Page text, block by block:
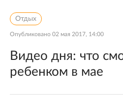
Отдых
Опубликовано 02 мая 2017, 14:00
Видео дня: что
ребенком в мае